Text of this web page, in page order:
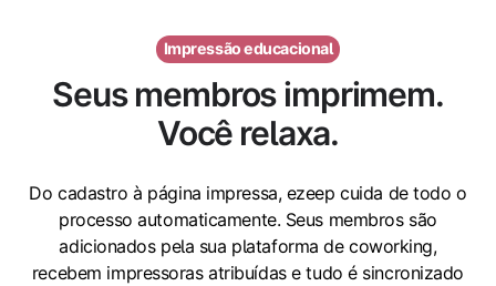
Impressão educacional
Seus membros imprimem.
Você relaxa.
Do cadastro à página impressa, ezeep cuida de todo o
processo automaticamente. Seus membros são
adicionados pela sua plataforma de coworking,
recebem impressoras atribuídas e tudo é sincronizado